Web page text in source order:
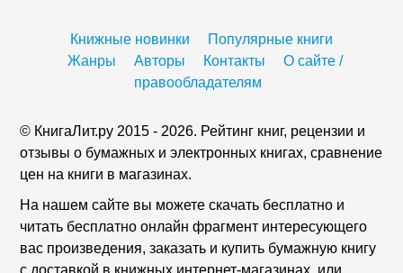
Книжные новинки
Популярные книги
Жанры
Авторы Контакты
О сайте /
правообладателям
© КнигаЛит.ру 2015 - 2026. Рейтинг книг, рецензии и
отзывы о бумажных и электронных книгах, сравнение
цен на книги в магазинах.
На нашем сайте вы можете скачать бесплатно и
читать бесплатно онлайн фрагмент интересующего
вас произведения, заказать и купить бумажную книгу